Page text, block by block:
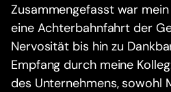
Zusammengefasst war
eine Achterbahnfahrt der
Nervosität bis hin zu
Empfang durch meine
des Unternehmens, sowohl